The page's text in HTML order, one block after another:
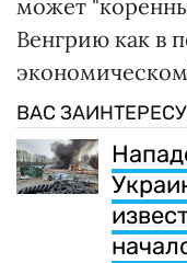
может
Венгрию как в
ВАС